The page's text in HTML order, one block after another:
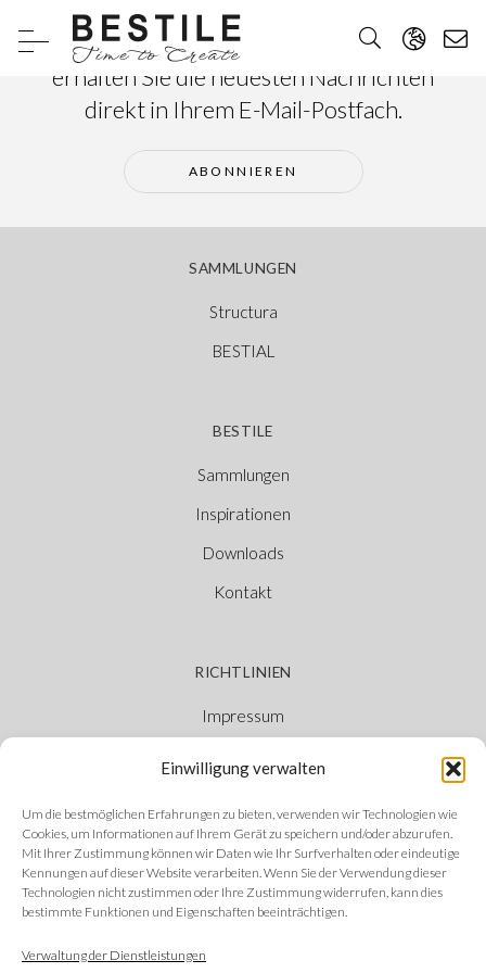
Einwilligung verwalten
Um die bestmöglichen Erfahrungen zu bieten, verwenden wir Technologien wie
Cookies, um Informationen auf Ihrem Gerät zu speichern und/oder abzurufen.
Mit Ihrer Zustimmung können wir Daten wie Ihr Surfverhalten oder eindeutige
Kennungen auf dieser Website verarbeiten. Wenn Sie der Verwendung dieser
Technologien nicht zustimmen oder Ihre Zustimmung widerrufen, kann dies
bestimmte Funktionen und Eigenschaften beeinträchtigen.
Verwaltung der Dienstleistungen
Abonnieren Sie unseren Newsletter und
erhalten Sie die neuesten Nachrichten
direkt in Ihrem E-Mail-Postfach.
ABONNIEREN
SAMMLUNGEN
Structura
BESTIAL
BESTILE
Sammlungen
Inspirationen
Downloads
Kontakt
RICHTLINIEN
Impressum
Ethischer Kanal
FOLGEN SIE UNS